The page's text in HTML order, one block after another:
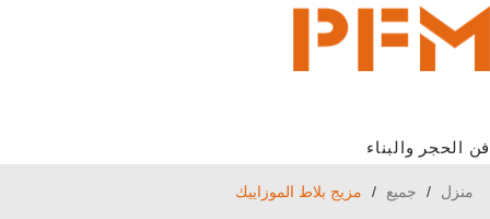
فن الحجر والبناء
منزل / جميع / مزيج بلاط الموزاييك